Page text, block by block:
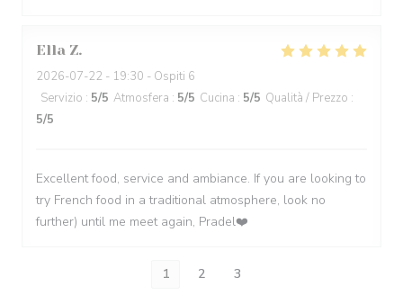
Ella Z
2026-07-22 - 19:30 - Ospiti 6
Servizio : 5/5 Atmosfera : 5/5 Cucina : 5/5 Qualità / Prezzo :
5/5
Excellent food, service and ambiance. If you are looking to
try French food in a traditional atmosphere, look no
further) until me meet again, Pradel❤️
1 2 3